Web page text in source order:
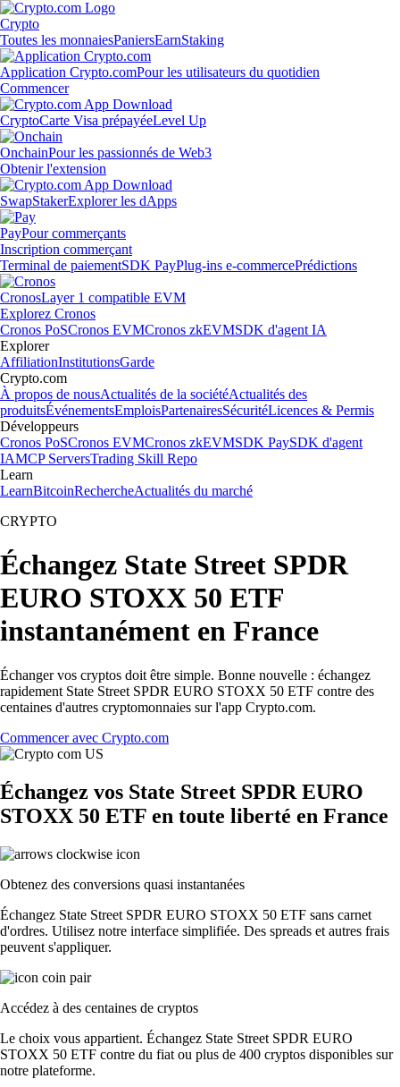
Crypto
Toutes les monnaiesPaniersEarnStaking
Application Crypto.comPour les utilisateurs du quotidien
Commencer
CryptoCarte Visa prépayéeLevel Up
OnchainPour les passionnés de Web3
Obtenir l'extension
SwapStakerExplorer les dApps
PayPour commerçants
Inscription commerçant
Terminal de paiementSDK PayPlug-ins e-commercePrédictions
CronosLayer 1 compatible EVM
Explorez Cronos
Cronos PoSCronos EVMCronos zkEVMSDK d'agent IA
Explorer
AffiliationInstitutionsGarde
Crypto.com
À propos de nousActualités de la sociétéActualités des
produitsÉvénementsEmploisPartenairesSécuritéLicences & Permis
Développeurs
Cronos PoSCronos EVMCronos zkEVMSDK PaySDK d'agent
IAMCP ServersTrading Skill Repo
Learn
LearnBitcoinRechercheActualités du marché
CRYPTO
Échangez State Street SPDR
EURO STOXX 50 ETF
instantanément en France
Échanger vos cryptos doit être simple. Bonne nouvelle : échangez
rapidement State Street SPDR EURO STOXX 50 ETF contre des
centaines d'autres cryptomonnaies sur l'app Crypto.com.
Commencer avec Crypto.com
Échangez vos State Street SPDR EURO
STOXX 50 ETF en toute liberté en France
Obtenez des conversions quasi instantanées
Échangez State Street SPDR EURO STOXX 50 ETF sans carnet
d'ordres. Utilisez notre interface simplifiée. Des spreads et autres frais
peuvent s'appliquer.
Accédez à des centaines de cryptos
Le choix vous appartient. Échangez State Street SPDR EURO
STOXX 50 ETF contre du fiat ou plus de 400 cryptos disponibles sur
notre plateforme.